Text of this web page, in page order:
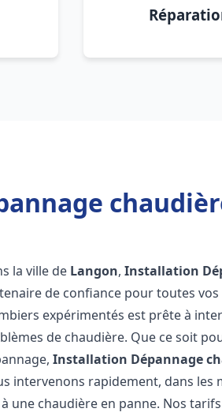
la ville de Langon,Installation
de confiance pour toutes
expérimentés est prête à
de chaudière. Que ce soit
Installation Dépannage
intervenons rapidement, dans les
à une chaudière en panne. Nos